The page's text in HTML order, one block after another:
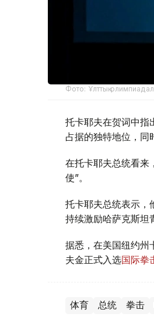
Фото: Ұлттық
托卡耶夫在贺词中指
占据的独特地位，同
在托卡耶夫总统看来
使”。
托卡耶夫总统表示，
持续激励哈萨克斯坦
据悉，在美国纽约州
夫金正式入选国际拳
体育 总统 拳击